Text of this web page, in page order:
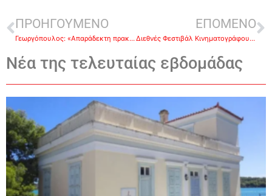
ΠΡΟΗΓΟΥΜΕΝΟ
Γεωργόπουλος: «Απαράδεκτη πρακτική η απουσία των συμβούλων της αντιπολίτευσης στα Δημοτικά Συμβούλια»
ΕΠΟΜΕΝΟ
Διεθνές Φεστιβάλ Κινηματογράφου Επιδαύρου: Η τελετή απονομής βραβείων το Σάββατο 12/11
Νέα της τελευταίας εβδομάδας